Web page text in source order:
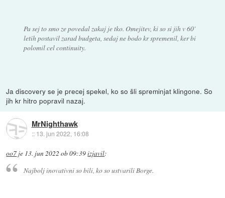
Pa sej to smo ze povedal zakaj je tko. Omejitev, ki so si jih v 60'
letih postavil zarad budgeta, sedaj ne bodo kr spremenil, ker bi
polomil cel continuity.
Ja discovery se je precej spekel, ko so šli spreminjat klingone. So
jih kr hitro popravil nazaj.
MrNighthawk
:: 13. jun 2022, 16:08
oo7 je 13. jun 2022 ob 09:39izjavil:
Najbolj inovativni so bili, ko so ustvarili Borge.